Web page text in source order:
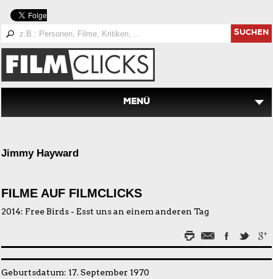
SUCHEN
MENÜ
Jimmy Hayward
FILME AUF FILMCLICKS
2014: Free Birds - Esst uns an einem anderen Tag
Geburtsdatum: 17. September 1970